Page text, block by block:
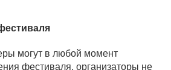
обменивают свой билет на
на 2 дня фестиваля. Посетители
свои браслеты – их невозможно
этого местах, включая
За курение в неположенном
могут в любой момент
фестиваля, организаторы не